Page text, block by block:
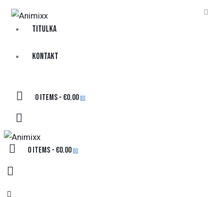
TITULKA
KONTAKT
0 items -€0.00 0
0 items -€0.00 0